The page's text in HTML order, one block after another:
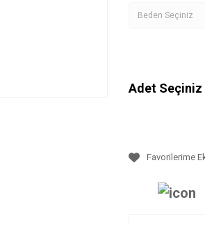
Adet Seçiniz